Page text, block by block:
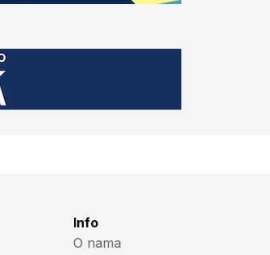
Info
O nama